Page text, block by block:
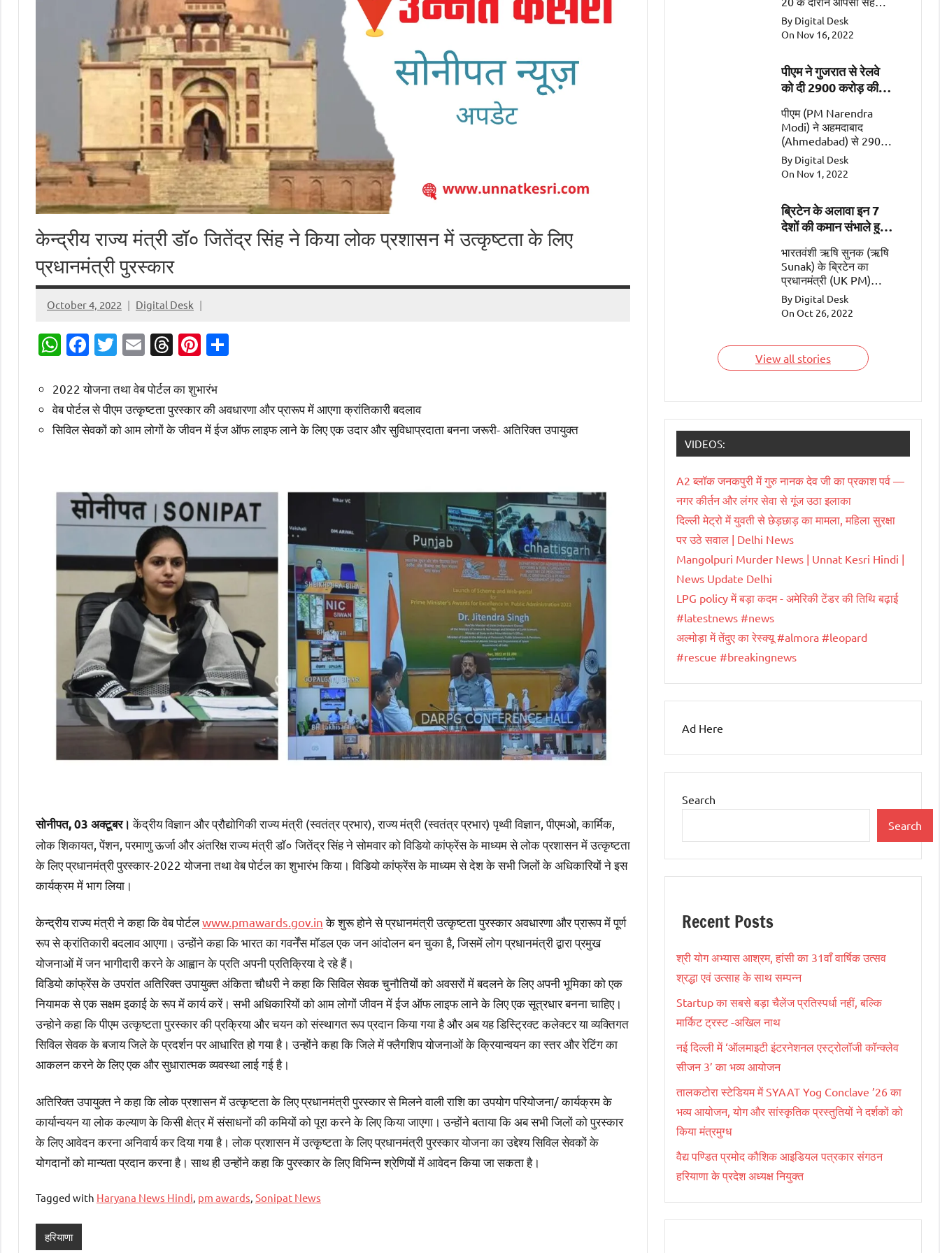
केन्द्रीय राज्य मंत्री डॉ० जितेंद्र सिंह ने किया लोक प्रशासन में उत्कृष्टता के लिए
प्रधानमंत्री पुरस्कार
October 4, 2022 Digital Desk
WhatsApp
Facebook
Twitter
EmailThreads
Pinterest
2022 योजना तथा वेब पोर्टल का शुभारंभ
वेब पोर्टल से पीएम उत्कृष्टता पुरस्कार की अवधारणा और प्रारूप में आएगा क्रांतिकारी बदलाव
सिविल सेवकों को आम लोगों के जीवन में ईज ऑफ लाइफ लाने के लिए एक उदार और सुविधाप्रदाता बनना जरूरी- अतिरिक्त उपायुक्त
सोनीपत, 03 अक्टूबर। केंद्रीय विज्ञान और प्रौद्योगिकी राज्य मंत्री (स्वतंत्र प्रभार), राज्य मंत्री (स्वतंत्र प्रभार) पृथ्वी विज्ञान, पीएमओ, कार्मिक,
लोक शिकायत, पेंशन, परमाणु ऊर्जा और अंतरिक्ष राज्य मंत्री डॉ० जितेंद्र सिंह ने सोमवार को विडियो कांफ्रेंस के माध्यम से लोक प्रशासन में उत्कृष्टता
के लिए प्रधानमंत्री पुरस्कार-2022 योजना तथा वेब पोर्टल का शुभारंभ किया। विडियो कांफ्रेंस के माध्यम से देश के सभी जिलों के अधिकारियों ने इस
कार्यक्रम में भाग लिया।
केन्द्रीय राज्य मंत्री ने कहा कि वेब पोर्टलwww.pmawards.gov.inके शुरू होने से प्रधानमंत्री उत्कृष्टता पुरस्कार अवधारणा और प्रारूप में पूर्ण
रूप से क्रांतिकारी बदलाव आएगा। उन्होंने कहा कि भारत का गवर्नेंस मॉडल एक जन आंदोलन बन चुका है, जिसमें लोग प्रधानमंत्री द्वारा प्रमुख
योजनाओं में जन भागीदारी करने के आह्वान के प्रति अपनी प्रतिक्रिया दे रहे हैं।
विडियो कांफ्रेंस के उपरांत अतिरिक्त उपायुक्त अंकिता चौधरी ने कहा कि सिविल सेवक चुनौतियों को अवसरों में बदलने के लिए अपनी भूमिका को एक
नियामक से एक सक्षम इकाई के रूप में कार्य करें। सभी अधिकारियों को आम लोगों जीवन में ईज ऑफ लाइफ लाने के लिए एक सूत्रधार बनना चाहिए।
उन्होने कहा कि पीएम उत्कृष्टता पुरस्कार की प्रक्रिया और चयन को संस्थागत रूप प्रदान किया गया है और अब यह डिस्ट्रिक्ट कलेक्टर या व्यक्तिगत
सिविल सेवक के बजाय जिले के प्रदर्शन पर आधारित हो गया है। उन्होंने कहा कि जिले में फ्लैगशिप योजनाओं के क्रियान्वयन का स्तर और रेटिंग का
आकलन करने के लिए एक और सुधारात्मक व्यवस्था लाई गई है।
अतिरिक्त उपायुक्त ने कहा कि लोक प्रशासन में उत्कृष्टता के लिए प्रधानमंत्री पुरस्कार से मिलने वाली राशि का उपयोग परियोजना/ कार्यक्रम के
कार्यान्वयन या लोक कल्याण के किसी क्षेत्र में संसाधनों की कमियों को पूरा करने के लिए किया जाएगा। उन्होंने बताया कि अब सभी जिलों को पुरस्कार
के लिए आवेदन करना अनिवार्य कर दिया गया है। लोक प्रशासन में उत्कृष्टता के लिए प्रधानमंत्री पुरस्कार योजना का उद्देश्य सिविल सेवकों के
योगदानों को मान्यता प्रदान करना है। साथ ही उन्होंने कहा कि पुरस्कार के लिए विभिन्न श्रेणियों में आवेदन किया जा सकता है।
Tagged with Haryana News Hindi pm awards Sonipat News
हरियाणा
के महत्वपूर्ण क्षेत्रों जैसे कि
व्यापार, गतिशीलता, रक्षा और
सुरक्षा पर चर्चा की
By Digital Desk
On Nov 16, 2022
पीएम ने गुजरात से रेलवे
को दी 2900 करोड़ की
पीएम (PM Narendra
Modi) ने अहमदाबाद
(Ahmedabad) से 2900
करोड़ की 2 रेल
परियोजनाओं (Railway
Projects worth Rs
समर्पित।
By Digital Desk
On Nov 1, 2022
ब्रिटेन के अलावा इन 7
देशों की कमान संभाले हुए
भारतवंशी ऋषि सुनक (ऋषि
Sunak) के ब्रिटेन का
प्रधानमंत्री (UK PM)
बनना एक ऐतिहासिक पल
है। इसके अलावा सात ऐसे
देश हैं जिन्हें भारतवंशी चला
भारतवंशियों के बारे में।
By Digital Desk
On Oct 26, 2022
View all stories
VIDEOS:
A2 ब्लॉक जनकपुरी में गुरु नानक देव जी का प्रकाश पर्व —
नगर कीर्तन और लंगर सेवा से गूंज उठा इलाका
दिल्ली मेट्रो में युवती से छेड़छाड़ का मामला, महिला सुरक्षा
पर उठे सवाल | Delhi News
Mangolpuri Murder News | Unnat Kesri Hindi |
News Update Delhi
LPG policy में बड़ा कदम - अमेरिकी टेंडर की तिथि बढ़ाई
#latestnews #news
अल्मोड़ा में तेंदुए का रेस्क्यू #almora #leopard
#rescue #breakingnews
Ad Here
Search
Search
Recent Posts
श्री योग अभ्यास आश्रम, हांसी का 31वाँ वार्षिक उत्सव
श्रद्धा एवं उत्साह के साथ सम्पन्न
Startup का सबसे बड़ा चैलेंज प्रतिस्पर्धा नहीं, बल्कि
मार्किट ट्रस्ट -अखिल नाथ
नई दिल्ली में ‘ऑलमाइटी इंटरनेशनल एस्ट्रोलॉजी कॉन्क्लेव
सीजन 3’ का भव्य आयोजन
तालकटोरा स्टेडियम में SYAAT Yog Conclave ’26 का
भव्य आयोजन, योग और सांस्कृतिक प्रस्तुतियों ने दर्शकों को
किया मंत्रमुग्ध
वैद्य पण्डित प्रमोद कौशिक आइडियल पत्रकार संगठन
हरियाणा के प्रदेश अध्यक्ष नियुक्त